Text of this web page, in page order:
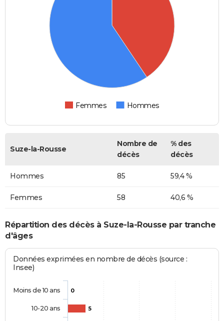
Femmes Hommes
Suze-la-Rousse
Nombre de
décès
% des
décès
Hommes 85 59,4 %
Femmes 58 40,6 %
Répartition des décès à Suze-la-Rousse par tranche
d'âges
Données exprimées en nombre de décès (source :
Insee)
0
5
Moins de 10 ans
10-20 ans